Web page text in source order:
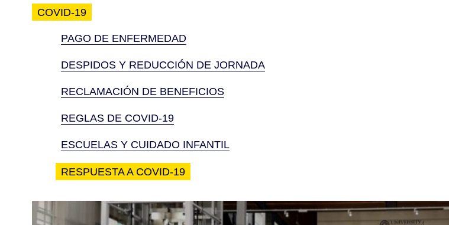
COVID-19
PAGO DE ENFERMEDAD
DESPIDOS Y REDUCCIÓN DE JORNADA
RECLAMACIÓN DE BENEFICIOS
REGLAS DE COVID-19
ESCUELAS Y CUIDADO INFANTIL
RESPUESTA A COVID-19